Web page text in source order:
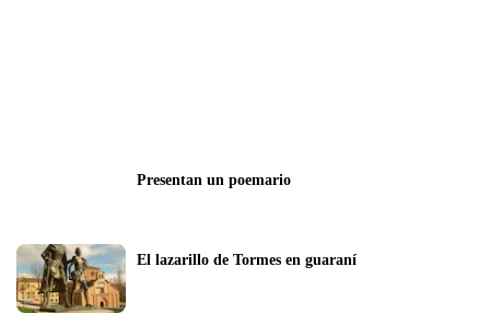
Presentan un poemario
El lazarillo de Tormes en guaraní